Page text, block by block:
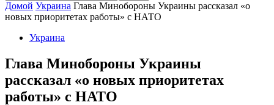
Домой Украина Глава Минобороны Украины рассказал «о
новых приоритетах работы» с НАТО
Украина
Глава Минобороны Украины
рассказал «о новых приоритетах
работы» с НАТО